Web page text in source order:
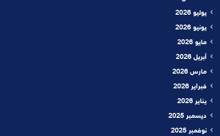
يوليو 2026
يونيو 2026
مايو 2026
أبريل 2026
مارس 2026
فبراير 2026
يناير 2026
ديسمبر 2025
نوفمبر 2025